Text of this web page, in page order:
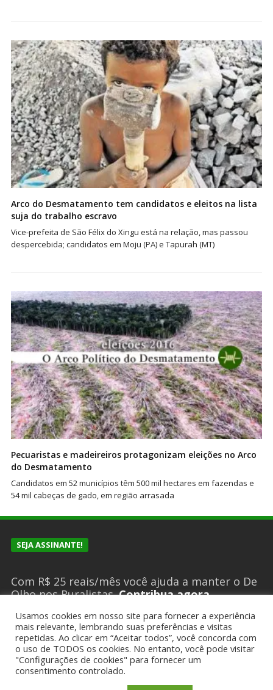
Arco do Desmatamento tem candidatos e eleitos na lista
suja do trabalho escravo
Vice-prefeita de São Félix do Xingu está na relação, mas passou
despercebida; candidatos em Moju (PA) e Tapurah (MT)
Pecuaristas e madeireiros protagonizam eleições no Arco
do Desmatamento
Candidatos em 52 municípios têm 500 mil hectares em fazendas e
54 mil cabeças de gado, em região arrasada
SEJA ASSINANTE!
Com R$ 25 reais/mês você ajuda a manter o De
Olho nos Ruralistas.Contribua agora
SUGESTÕES DE PAUTA?
Encaminhe um email para
deolhonosruralistas@gmail.com
Usamos cookies em nosso site para fornecer a experiência
mais relevante, lembrando suas preferências e visitas
repetidas. Ao clicar em “Aceitar todos”, você concorda com
o uso de TODOS os cookies. No entanto, você pode visitar
"Configurações de cookies" para fornecer um
consentimento controlado.